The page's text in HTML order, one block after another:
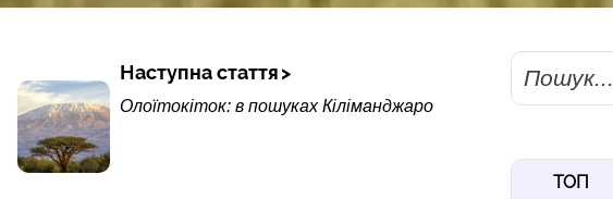
Наступна стаття
Олоїтокіток: в пошуках Кіліманджаро
Пошук
ТОП